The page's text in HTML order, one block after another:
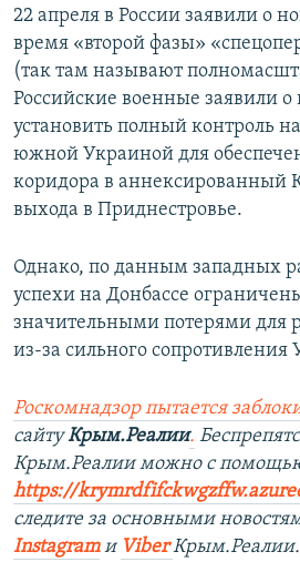
22 апреля в России заявили о
время «второй фазы»
(так там называют
Российские военные заявили
установить полный контроль
южной Украиной для
коридора в аннексированный
выхода в Приднестровье.
Однако, по данным западных
успехи на Донбассе
значительными потерями для
из-за сильного
Роскомнадзор пытается
сайтуКрым.Реалии.
Крым.Реалии можно с
https://
следите за основными
Instagram и Viber